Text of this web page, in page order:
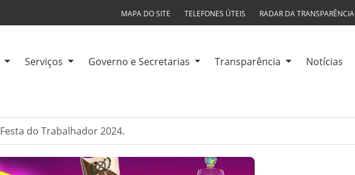
MAPA DO SITE TELEFONES ÚTEIS RADAR DA TRANSPARÊNCIA
Serviços Governo e Secretarias Transparência Notícias
Festa do Trabalhador 2024.